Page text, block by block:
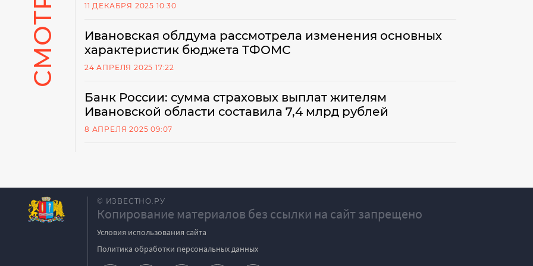
11 ДЕКАБРЯ 2025 10:30
Ивановская облдума рассмотрела изменения основных
характеристик бюджета ТФОМС
24 АПРЕЛЯ 2025 17:22
Банк России: сумма страховых выплат жителям
Ивановской области составила 7,4 млрд рублей
8 АПРЕЛЯ 2025 09:07
© ИЗВЕСТНО.РУ
Копирование материалов без ссылки на сайт запрещено
Условия использования сайта
Политика обработки персональных данных